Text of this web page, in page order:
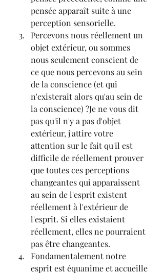
pensée apparaît suite à une
perception sensorielle.
Percevons nous réellement un
objet extérieur, ou sommes
nous seulement conscient de
ce que nous percevons au sein
de la conscience (et qui
n'existerait alors qu'au sein de
la conscience) ?Je ne vous dit
pas qu'il n'y a pas d'objet
extérieur, j'attire votre
attention sur le fait qu'il est
difficile de réellement prouver
que toutes ces perceptions
changeantes qui apparaissent
au sein de l'esprit existent
réellement à l'extérieur de
l'esprit. Si elles existaient
réellement, elles ne pourraient
pas être changeantes.
Fondamentalement notre
esprit est équanime et accueille